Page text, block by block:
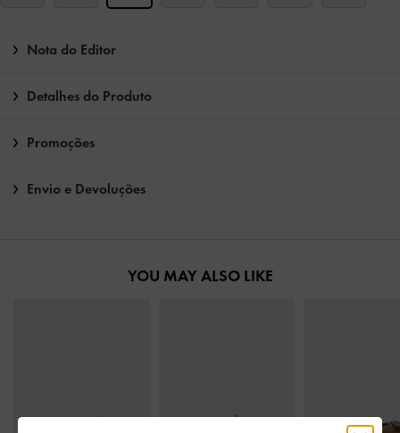
Nota do Editor
Detalhes do Produto
Promoções
Envio e Devoluções
YOU MAY ALSO LIKE